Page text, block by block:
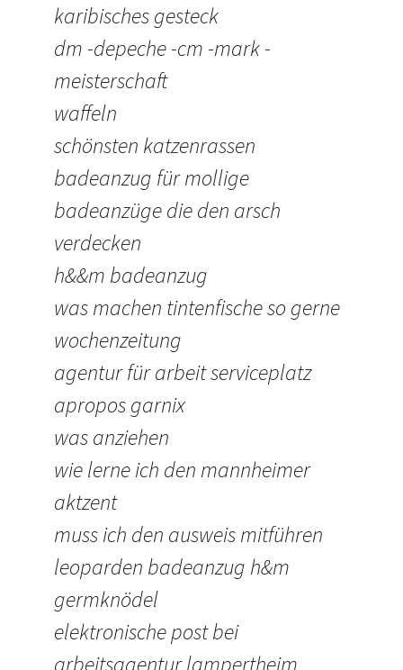
karibisches gesteck
dm -depeche -cm -mark -
meisterschaft
waffeln
schönsten katzenrassen
badeanzug für mollige
badeanzüge die den arsch
verdecken
h&&m badeanzug
was machen tintenfische so gerne
wochenzeitung
agentur für arbeit serviceplatz
apropos garnix
was anziehen
wie lerne ich den mannheimer
aktzent
muss ich den ausweis mitführen
leoparden badeanzug h&m
germknödel
elektronische post bei
arbeitsagentur lampertheim